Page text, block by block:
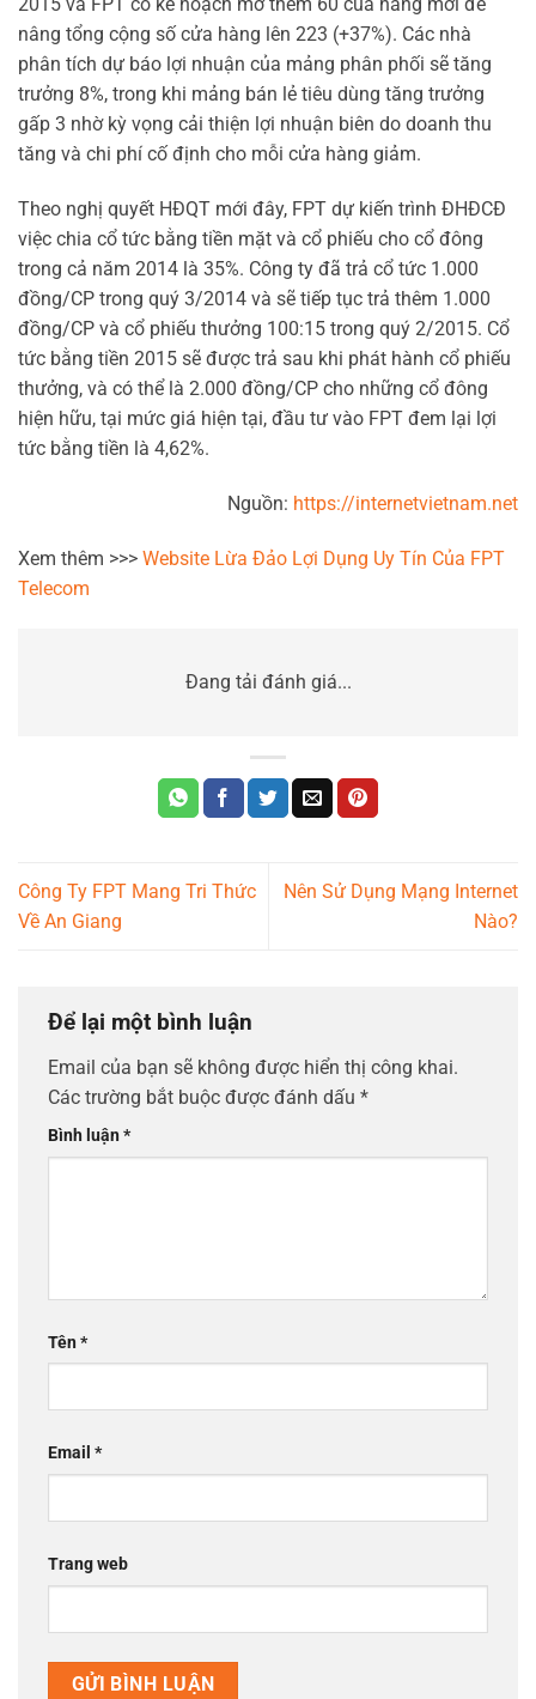
2015 và FPT có kế hoạch mở thêm 60 của hàng mới để
nâng tổng cộng số cửa hàng lên 223 (+37%). Các nhà
phân tích dự báo lợi nhuận của mảng phân phối sẽ tăng
trưởng 8%, trong khi mảng bán lẻ tiêu dùng tăng trưởng
gấp 3 nhờ kỳ vọng cải thiện lợi nhuận biên do doanh thu
tăng và chi phí cố định cho mỗi cửa hàng giảm.
Theo nghị quyết HĐQT mới đây, FPT dự kiến trình ĐHĐCĐ
việc chia cổ tức bằng tiền mặt và cổ phiếu cho cổ đông
trong cả năm 2014 là 35%. Công ty đã trả cổ tức 1.000
đồng/CP trong quý 3/2014 và sẽ tiếp tục trả thêm 1.000
đồng/CP và cổ phiếu thưởng 100:15 trong quý 2/2015. Cổ
tức bằng tiền 2015 sẽ được trả sau khi phát hành cổ phiếu
thưởng, và có thể là 2.000 đồng/CP cho những cổ đông
hiện hữu, tại mức giá hiện tại, đầu tư vào FPT đem lại lợi
tức bằng tiền là 4,62%.
Nguồn: https://internetvietnam.net
Xem thêm >>> Website Lừa Đảo Lợi Dụng Uy Tín Của FPT
Telecom
Đang tải đánh giá...
Công Ty FPT Mang Tri Thức
Về An Giang
Nên Sử Dụng Mạng Internet
Nào?
Để lại một bình luận
Email của bạn sẽ không được hiển thị công khai.
Các trường bắt buộc được đánh dấu *
Bình luận*
Tên*
Email *
Trang web